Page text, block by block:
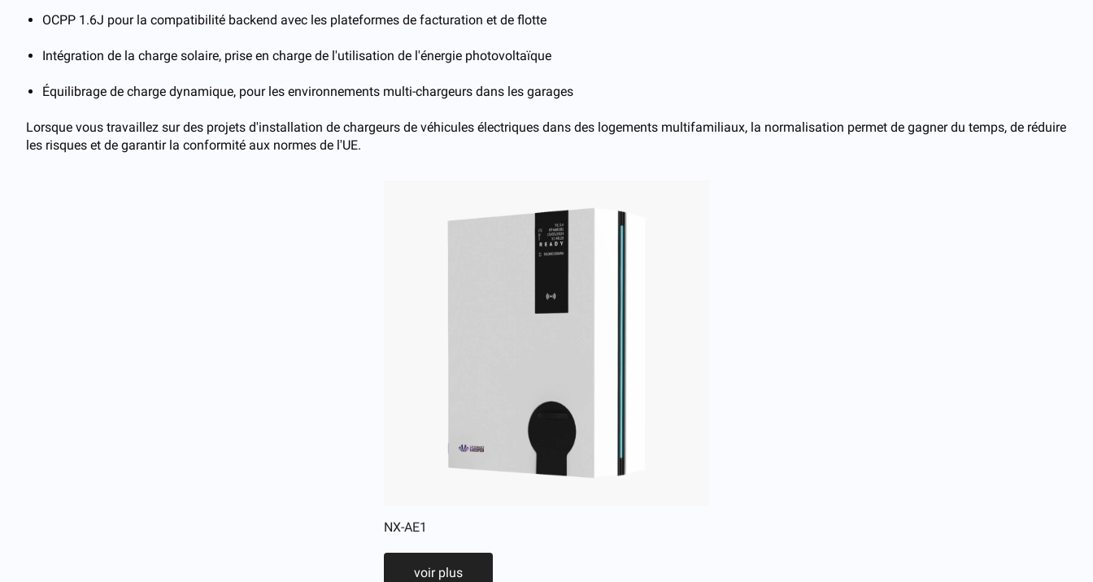
OCPP 1.6J pour la compatibilité backend avec les plateformes de facturation et de flotte
Intégration de la charge solaire, prise en charge de l'utilisation de l'énergie photovoltaïque
Équilibrage de charge dynamique, pour les environnements multi-chargeurs dans les garages
Lorsque vous travaillez sur des projets d'installation de chargeurs de véhicules électriques dans des logements multifamiliaux, la normalisation permet de gagner du temps, de réduire
les risques et de garantir la conformité aux normes de l'UE.
NX-AE1
voir plus